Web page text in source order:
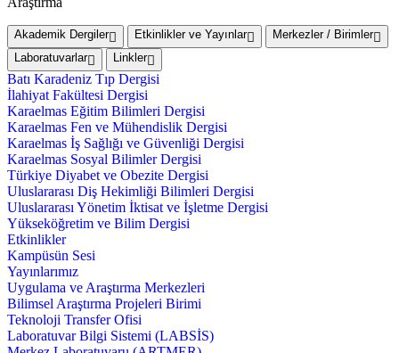
Akademik Dergiler Etkinlikler ve Yayınlar
Merkezler / Birimler
Laboratuvarlar
Linkler
Batı Karadeniz Tıp Dergisi
İlahiyat Fakültesi Dergisi
Karaelmas Eğitim Bilimleri Dergisi
Karaelmas Fen ve Mühendislik Dergisi
Karaelmas İş Sağlığı ve Güvenliği Dergisi
Karaelmas Sosyal Bilimler Dergisi
Türkiye Diyabet ve Obezite Dergisi
Uluslararası Diş Hekimliği Bilimleri Dergisi
Uluslararası Yönetim İktisat ve İşletme Dergisi
Yükseköğretim ve Bilim Dergisi
Etkinlikler
Kampüsün Sesi
Yayınlarımız
Uygulama ve Araştırma Merkezleri
Bilimsel Araştırma Projeleri Birimi
Teknoloji Transfer Ofisi
Laboratuvar Bilgi Sistemi (LABSİS)